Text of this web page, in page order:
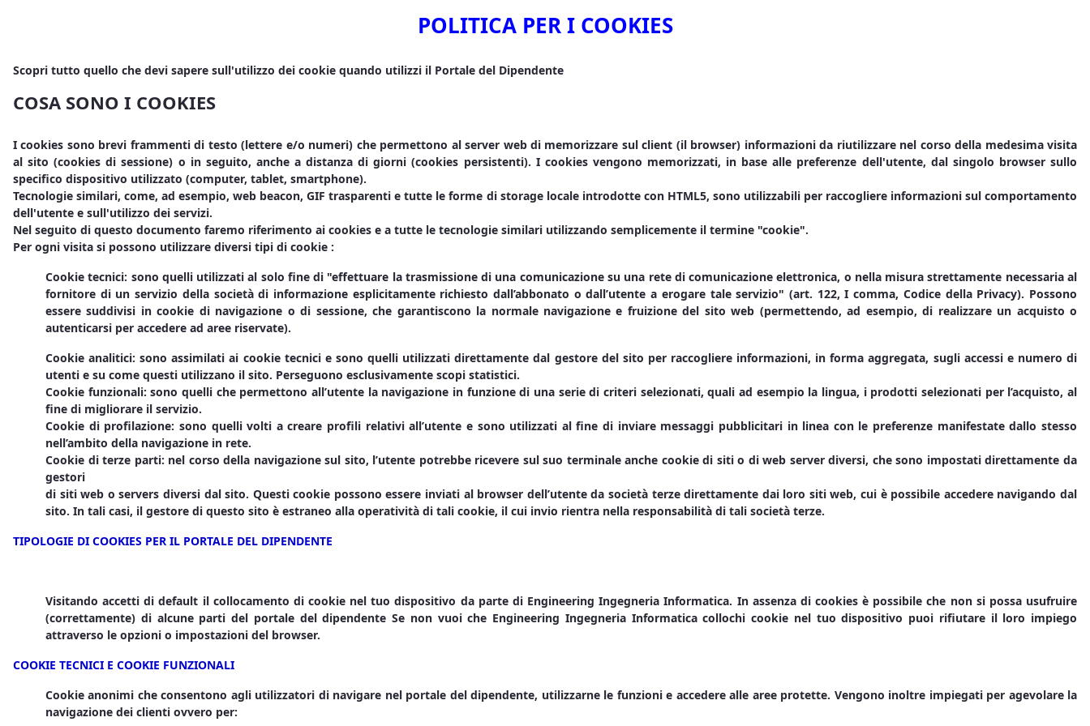
POLITICA PER I COOKIES
Scopri tutto quello che devi sapere sull'utilizzo dei cookie quando utilizzi il Portale del Dipendente
COSA SONO I COOKIES
I cookies sono brevi frammenti di testo (lettere e/o numeri) che permettono al server web di memorizzare sul client (il browser) informazioni da riutilizzare nel corso della medesima visita
al sito (cookies di sessione) o in seguito, anche a distanza di giorni (cookies persistenti). I cookies vengono memorizzati, in base alle preferenze dell'utente, dal singolo browser sullo
specifico dispositivo utilizzato (computer, tablet, smartphone).
Tecnologie similari, come, ad esempio, web beacon, GIF trasparenti e tutte le forme di storage locale introdotte con HTML5, sono utilizzabili per raccogliere informazioni sul comportamento
dell'utente e sull'utilizzo dei servizi.
Nel seguito di questo documento faremo riferimento ai cookies e a tutte le tecnologie similari utilizzando semplicemente il termine "cookie".
Per ogni visita si possono utilizzare diversi tipi di cookie :
Cookie tecnici: sono quelli utilizzati al solo fine di "effettuare la trasmissione di una comunicazione su una rete di comunicazione elettronica, o nella misura strettamente necessaria al
fornitore di un servizio della società di informazione esplicitamente richiesto dall’abbonato o dall’utente a erogare tale servizio" (art. 122, I comma, Codice della Privacy). Possono
essere suddivisi in cookie di navigazione o di sessione, che garantiscono la normale navigazione e fruizione del sito web (permettendo, ad esempio, di realizzare un acquisto o
autenticarsi per accedere ad aree riservate).
Cookie analitici: sono assimilati ai cookie tecnici e sono quelli utilizzati direttamente dal gestore del sito per raccogliere informazioni, in forma aggregata, sugli accessi e numero di
utenti e su come questi utilizzano il sito. Perseguono esclusivamente scopi statistici.
Cookie funzionali: sono quelli che permettono all’utente la navigazione in funzione di una serie di criteri selezionati, quali ad esempio la lingua, i prodotti selezionati per l’acquisto, al
fine di migliorare il servizio.
Cookie di profilazione: sono quelli volti a creare profili relativi all’utente e sono utilizzati al fine di inviare messaggi pubblicitari in linea con le preferenze manifestate dallo stesso
nell’ambito della navigazione in rete.
Cookie di terze parti: nel corso della navigazione sul sito, l’utente potrebbe ricevere sul suo terminale anche cookie di siti o di web server diversi, che sono impostati direttamente da
gestori
di siti web o servers diversi dal sito. Questi cookie possono essere inviati al browser dell’utente da società terze direttamente dai loro siti web, cui è possibile accedere navigando dal
sito. In tali casi, il gestore di questo sito è estraneo alla operatività di tali cookie, il cui invio rientra nella responsabilità di tali società terze.
TIPOLOGIE DI COOKIES PER IL PORTALE DEL DIPENDENTE
Visitando accetti di default il collocamento di cookie nel tuo dispositivo da parte di Engineering Ingegneria Informatica. In assenza di cookies è possibile che non si possa usufruire
(correttamente) di alcune parti del portale del dipendente Se non vuoi che Engineering Ingegneria Informatica collochi cookie nel tuo dispositivo puoi rifiutare il loro impiego
attraverso le opzioni o impostazioni del browser.
COOKIE TECNICI E COOKIE FUNZIONALI
Cookie anonimi che consentono agli utilizzatori di navigare nel portale del dipendente, utilizzarne le funzioni e accedere alle aree protette. Vengono inoltre impiegati per agevolare la
navigazione dei clienti ovvero per: